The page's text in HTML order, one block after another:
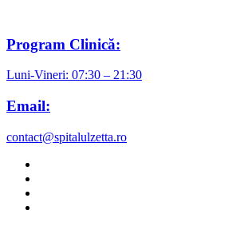
Program Clinică:
Luni-Vineri: 07:30 – 21:30
Email:
contact@spitalulzetta.ro